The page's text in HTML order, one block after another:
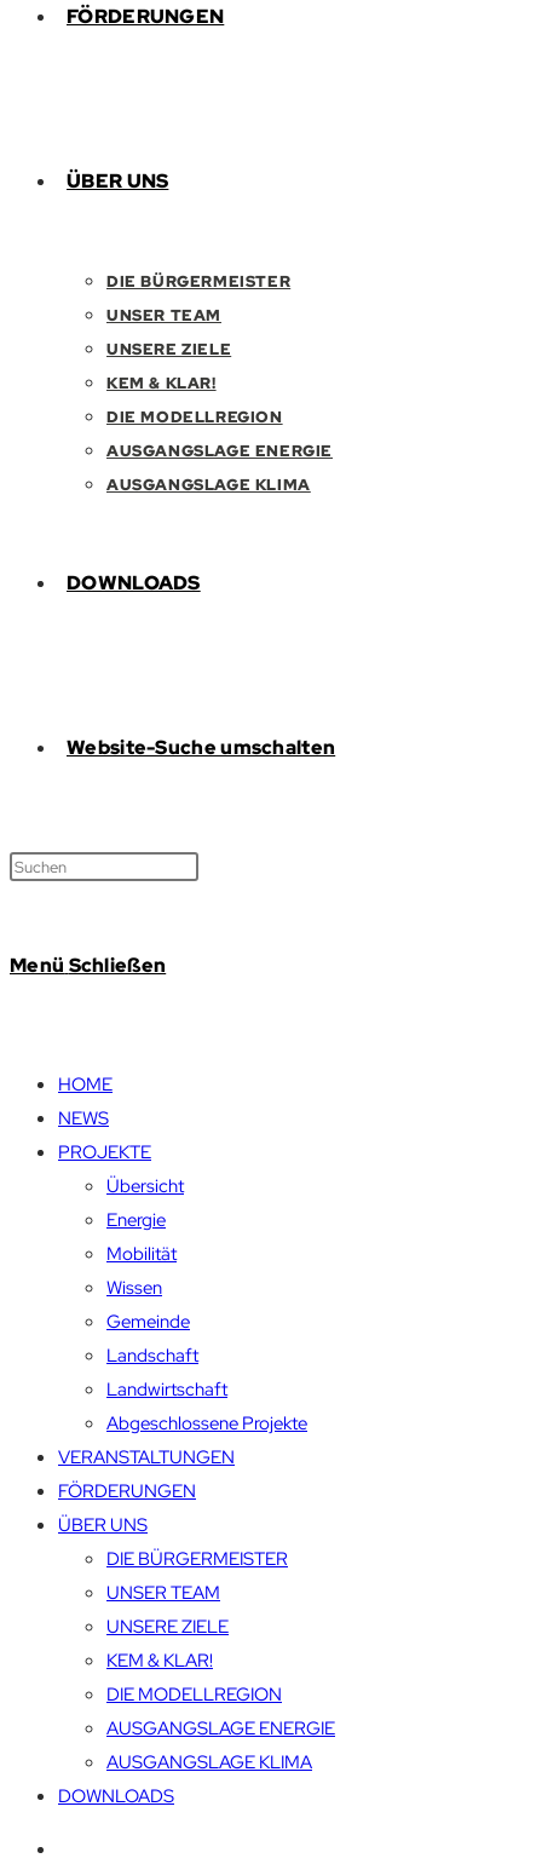
FÖRDERUNGEN
ÜBER UNS
DIE BÜRGERMEISTER
UNSER TEAM
UNSERE ZIELE
KEM & KLAR!
DIE MODELLREGION
AUSGANGSLAGE ENERGIE
AUSGANGSLAGE KLIMA
DOWNLOADS
Website-Suche umschalten
Menü Schließen
HOME
NEWS
PROJEKTE
Übersicht
Energie
Mobilität
Wissen
Gemeinde
Landschaft
Landwirtschaft
Abgeschlossene Projekte
VERANSTALTUNGEN
FÖRDERUNGEN
ÜBER UNS
DIE BÜRGERMEISTER
UNSER TEAM
UNSERE ZIELE
KEM & KLAR!
DIE MODELLREGION
AUSGANGSLAGE ENERGIE
AUSGANGSLAGE KLIMA
DOWNLOADS